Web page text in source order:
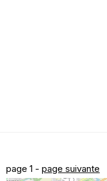
page 1 - page suivante